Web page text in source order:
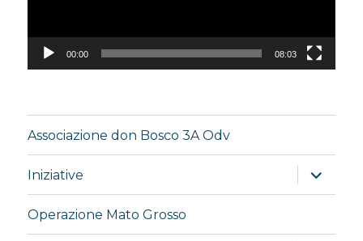
00:00 08:03
Associazione don Bosco 3A Odv
Iniziative
apri
i
menu
Operazione Mato Grosso